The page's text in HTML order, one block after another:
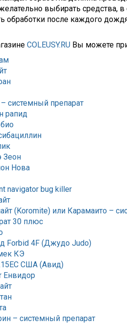
выбирать средства,
обработки после каждого
COLEUSY.RU Вы можете
системный препарат
рапид
Зеон
Нова
navigator bug killer
(Koromite) или Карамаито –
30 плюс
Forbid 4F (Джудо Judo)
КЭ
США (Авид)
Енвидор
– системный препарат